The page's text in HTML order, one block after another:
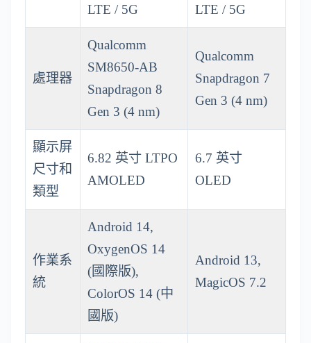
LTE / 5G
LTE / 5G
處理器
Qualcomm
SM8650-AB
Snapdragon 8
Gen 3 (4 nm)
Qualcomm
Snapdragon 7
Gen 3 (4 nm)
顯示屏
尺寸和
類型
6.82 英寸 LTPO
AMOLED
6.7 英寸
OLED
作業系
統
Android 14,
OxygenOS 14
(國際版),
ColorOS 14 (中
國版)
Android 13,
MagicOS 7.2